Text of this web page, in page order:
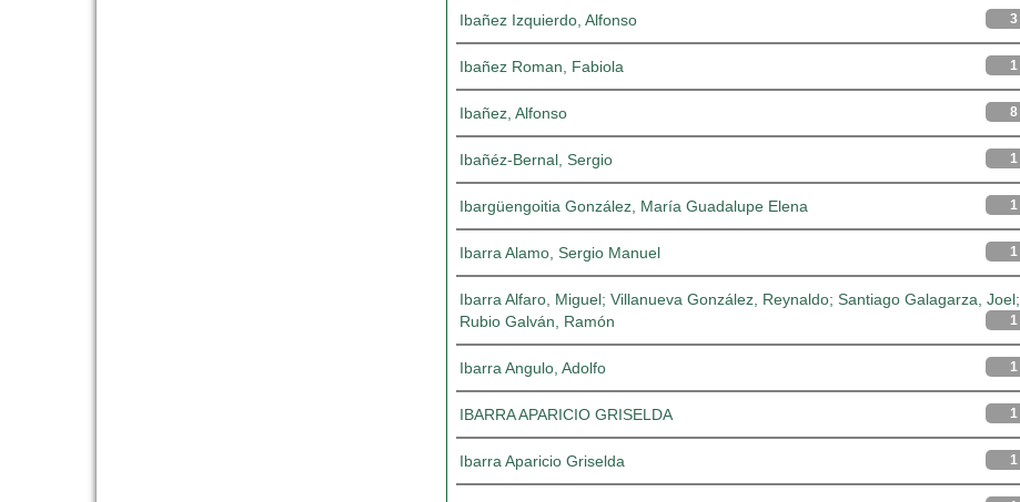
Ibañez Izquierdo, Alfonso 3
Ibañez Roman, Fabiola 1
Ibañez, Alfonso 8
Ibañéz-Bernal, Sergio 1
Ibargüengoitia González, María Guadalupe Elena 1
Ibarra Alamo, Sergio Manuel 1
Ibarra Alfaro, Miguel; Villanueva González, Reynaldo; Santiago Galagarza, Joel;
Rubio Galván, Ramón
1
Ibarra Angulo, Adolfo 1
IBARRA APARICIO GRISELDA 1
Ibarra Aparicio Griselda 1